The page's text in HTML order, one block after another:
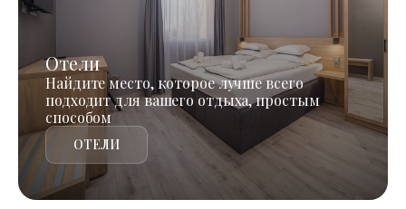
Отели
Найдите место, которое лучше всего
подходит для вашего отдыха, простым
способом
ОТЕЛИ